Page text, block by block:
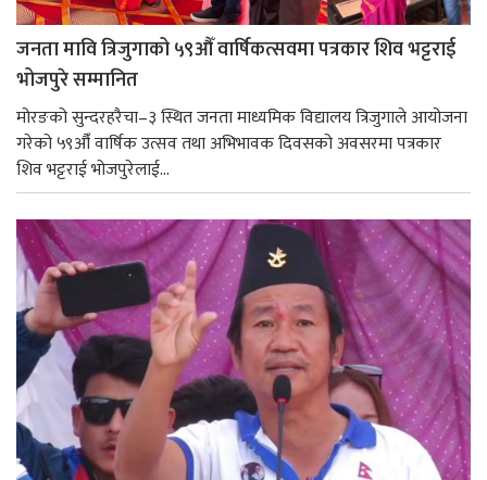
जनता मावि त्रिजुगाको ५९औँ वार्षिकत्सवमा पत्रकार शिव भट्टराई
भोजपुरे सम्मानित
मोरङको सुन्दरहरैचा–३ स्थित जनता माध्यमिक विद्यालय त्रिजुगाले आयोजना
गरेको ५९औँ वार्षिक उत्सव तथा अभिभावक दिवसको अवसरमा पत्रकार
शिव भट्टराई भोजपुरेलाई...